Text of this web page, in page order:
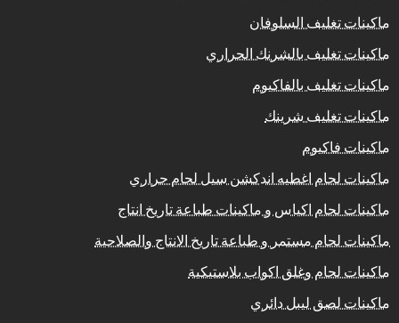
ماكينات تغليف السلوفان
ماكينات تغليف بالشرنك الحراري
ماكينات تغليف بالفاكيوم
ماكينات تغليف شرينك
ماكينات فاكيوم
ماكينات لحام اغطيه اندكشن سيل لحام حراري
ماكينات لحام اكياس و ماكينات طباعة تاريخ انتاج
ماكينات لحام مستمر و طباعة تاريخ الانتاج والصلاحية
ماكينات لحام وغلق اكواب بلاستيكية
ماكينات لصق ليبل دائري